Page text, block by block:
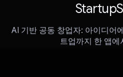
AI 기반 공동 창업자: 아이디어
트업까지 한 앱에